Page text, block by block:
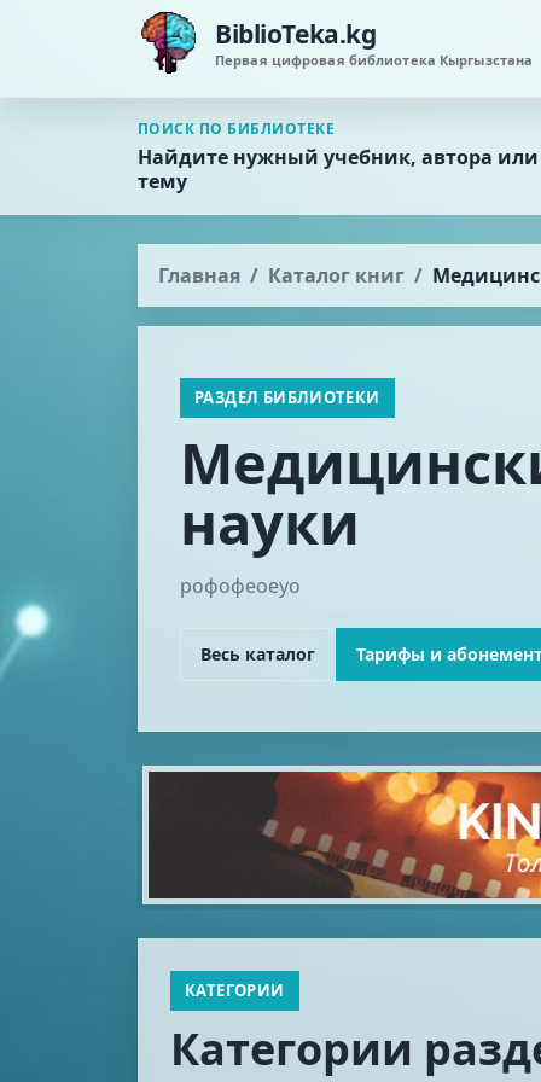
BiblioTeka.kg
Первая цифровая библиотека Кыргызстана
ПОИСК ПО БИБЛИОТЕКЕ
Найдите нужный учебник, автора или
тему
Главная Каталог книг
РАЗДЕЛ БИБЛИОТЕКИ
науки
рофофеоеуо
Весь каталог Тарифы и
КАТЕГОРИИ
Категории